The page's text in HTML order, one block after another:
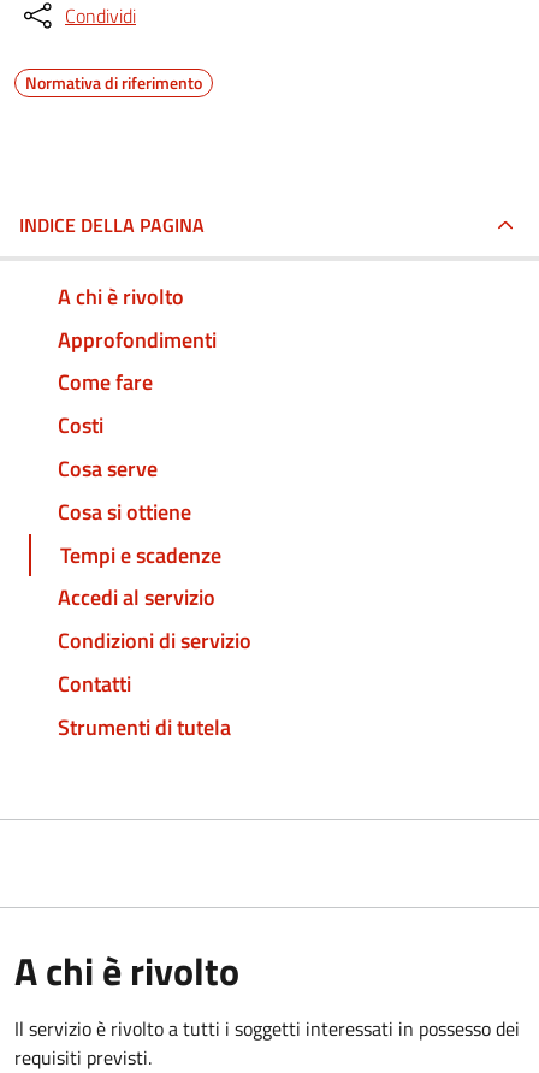
Condividi
Normativa di riferimento
INDICE DELLA PAGINA
A chi è rivolto
Approfondimenti
Come fare
Costi
Cosa serve
Cosa si ottiene
Tempi e scadenze
Accedi al servizio
Condizioni di servizio
Contatti
Strumenti di tutela
A chi è rivolto
Il servizio è rivolto a tutti i soggetti interessati in possesso dei
requisiti previsti.